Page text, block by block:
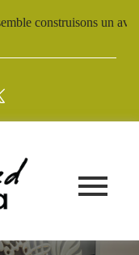
construisons un